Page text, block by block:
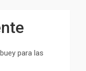
para las